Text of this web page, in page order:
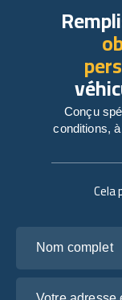
Cela
Conçu
conditions,